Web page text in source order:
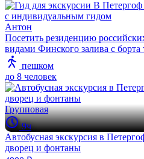
Антон
Посетить резиденцию
видами Финского залива с борта
пешком
до 8 человек
Групповая
9ч
Автобусная экскурсия в
дворец и фонтаны